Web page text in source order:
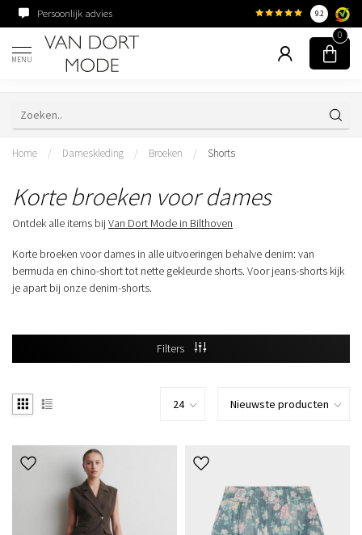
Persoonlijk advies Familiebedrijf sinds
9.2
MENU
0
Home / Dameskleding / Broeken / Shorts
Korte broeken voor dames
Ontdek alle items bij Van Dort Mode in Bilthoven
Korte broeken voor dames in alle uitvoeringen behalve denim: van
bermuda en chino-short tot nette gekleurde shorts. Voor jeans-shorts kijk
je apart bij onze denim-shorts.
Filters